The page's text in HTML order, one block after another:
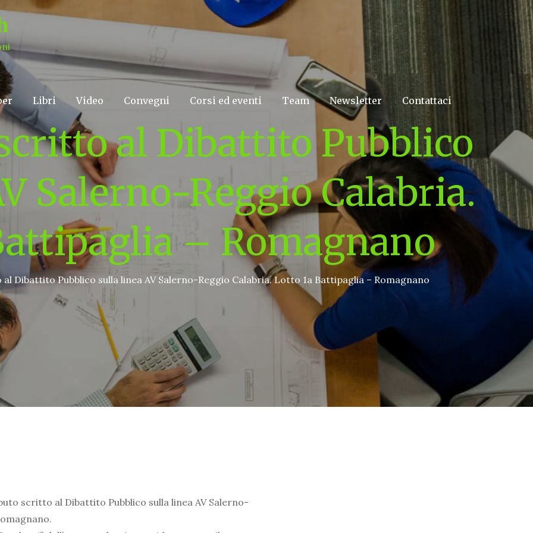
Libri Video Convegni Corsi ed eventi Team Newsletter Contattaci
al Dibattito Pubblico
Salerno-Reggio Calabria.
– Romagnano
Dibattito Pubblico sulla linea AV Salerno-Reggio Calabria. Lotto 1a Battipaglia – Romagnano
scritto al Dibattito Pubblico sulla linea AV Salerno-